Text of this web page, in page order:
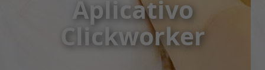
Aplicativo
Clickworker